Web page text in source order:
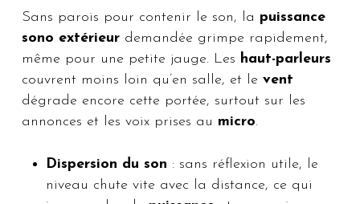
Sans parois pour contenir le son, la puissance
sono extérieurdemandée grimpe rapidement,
même pour une petite jauge. Les haut-parleurs
couvrent moins loin qu’en salle, et le vent
dégrade encore cette portée, surtout sur les
annonces et les voix prises au micro.
Dispersion du son : sans réflexion utile, le
niveau chute vite avec la distance, ce qui